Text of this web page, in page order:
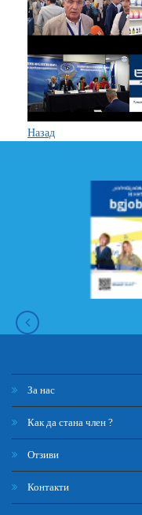
Назад
За нас
Как да стана член ?
Отзиви
Контакти